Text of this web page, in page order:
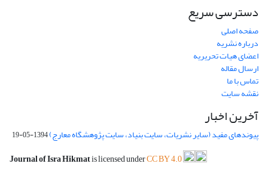
دسترسی سریع
صفحه اصلی
درباره نشریه
اعضای هیات تحریریه
ارسال مقاله
تماس با ما
نقشه سایت
آخرین اخبار
پیوندهای مفید (سایر نشریات، سایت بنیاد، سایت پژوهشگاه معارج)1394-05-19
Journal of Isra Hikmatis licensed underCC BY 4.0